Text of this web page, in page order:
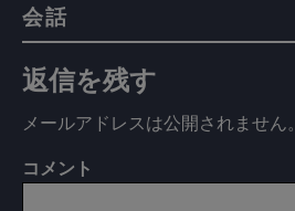
会話
返信を残す
メールアドレスは公開されません。
コメント